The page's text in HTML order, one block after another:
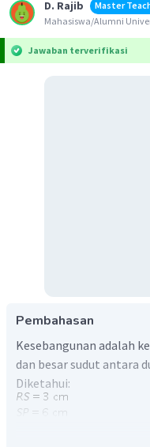
D. Rajib
Master
Mahasiswa/Alumni
Jawaban terverifikasi
Pembahasan
Kesebangunan adalah
dan besar sudut antara
Diketahui: